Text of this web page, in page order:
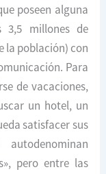
poseen alguna
3,5 millones de
la población) con
Para
de vacaciones,
un hotel, un
satisfacer sus
pero entre las